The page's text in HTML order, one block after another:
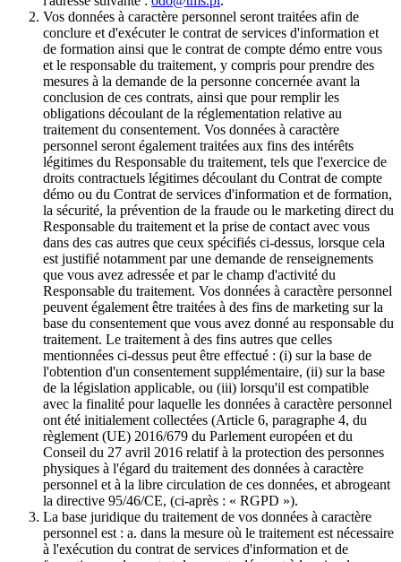
Vos données à caractère personnel seront traitées afin de
conclure et d'exécuter le contrat de services d'information et
de formation ainsi que le contrat de compte démo entre vous
et le responsable du traitement, y compris pour prendre des
mesures à la demande de la personne concernée avant la
conclusion de ces contrats, ainsi que pour remplir les
obligations découlant de la réglementation relative au
traitement du consentement. Vos données à caractère
personnel seront également traitées aux fins des intérêts
légitimes du Responsable du traitement, tels que l'exercice de
droits contractuels légitimes découlant du Contrat de compte
démo ou du Contrat de services d'information et de formation,
la sécurité, la prévention de la fraude ou le marketing direct du
Responsable du traitement et la prise de contact avec vous
dans des cas autres que ceux spécifiés ci-dessus, lorsque cela
est justifié notamment par une demande de renseignements
que vous avez adressée et par le champ d'activité du
Responsable du traitement. Vos données à caractère personnel
peuvent également être traitées à des fins de marketing sur la
base du consentement que vous avez donné au responsable du
traitement. Le traitement à des fins autres que celles
mentionnées ci-dessus peut être effectué : (i) sur la base de
l'obtention d'un consentement supplémentaire, (ii) sur la base
de la législation applicable, ou (iii) lorsqu'il est compatible
avec la finalité pour laquelle les données à caractère personnel
ont été initialement collectées (Article 6, paragraphe 4, du
règlement (UE) 2016/679 du Parlement européen et du
Conseil du 27 avril 2016 relatif à la protection des personnes
physiques à l'égard du traitement des données à caractère
personnel et à la libre circulation de ces données, et abrogeant
la directive 95/46/CE, (ci-après : « RGPD »).
La base juridique du traitement de vos données à caractère
personnel est : a. dans la mesure où le traitement est nécessaire
à l'exécution du contrat de services d'information et de